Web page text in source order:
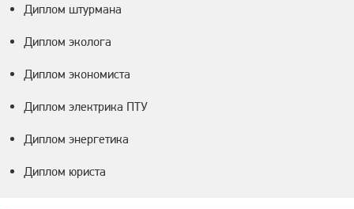
Диплом штурмана
Диплом эколога
Диплом экономиста
Диплом электрика ПТУ
Диплом энергетика
Диплом юриста